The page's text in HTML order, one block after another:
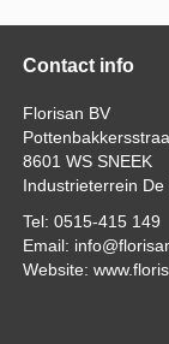
Contact info
Florisan BV
8601 WS SNEEK
Industrieterrein De
Tel: 0515-415 149
Email:
Website: